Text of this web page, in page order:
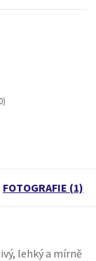
FOTOGRAFIE (1)
lehký a mírně